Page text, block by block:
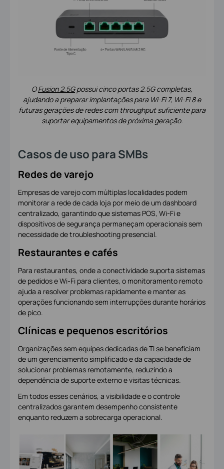
OFusion 2.5Gpossui cinco portas 2.5G completas,
ajudando a preparar implantações para Wi-Fi 7, Wi-Fi 8 e
futuras gerações de redes com throughput suficiente para
suportar equipamentos de próxima geração.
Casos de uso para SMBs
Redes de varejo
Empresas de varejo com múltiplas localidades podem
monitorar a rede de cada loja por meio de um dashboard
centralizado, garantindo que sistemas POS, Wi-Fi e
dispositivos de segurança permaneçam operacionais sem
necessidade de troubleshooting presencial.
Restaurantes e cafés
Para restaurantes, onde a conectividade suporta sistemas
de pedidos e Wi-Fi para clientes, o monitoramento remoto
ajuda a resolver problemas rapidamente e manter as
operações funcionando sem interrupções durante horários
de pico.
Clínicas e pequenos escritórios
Organizações sem equipes dedicadas de TI se beneficiam
de um gerenciamento simplificado e da capacidade de
solucionar problemas remotamente, reduzindo a
dependência de suporte externo e visitas técnicas.
Em todos esses cenários, a visibilidade e o controle
centralizados garantem desempenho consistente
enquanto reduzem a sobrecarga operacional.